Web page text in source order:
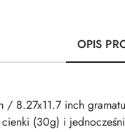
OPIS
/ 8.27x11.7 inch
(30g) i